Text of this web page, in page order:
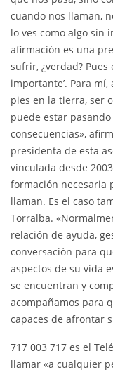
cuando nos llaman,
lo ves como algo sin
afirmación es una
sufrir, ¿verdad?
importante’. Para
pies en la tierra, ser
puede estar
consecuencias»,
presidenta de esta
vinculada desde
formación necesaria
llaman. Es el caso
Torralba.
relación de ayuda,
conversación para
aspectos de su vida
se encuentran y
acompañamos para
capaces de afrontar
717 003 717 es el
llamar «a cualquier